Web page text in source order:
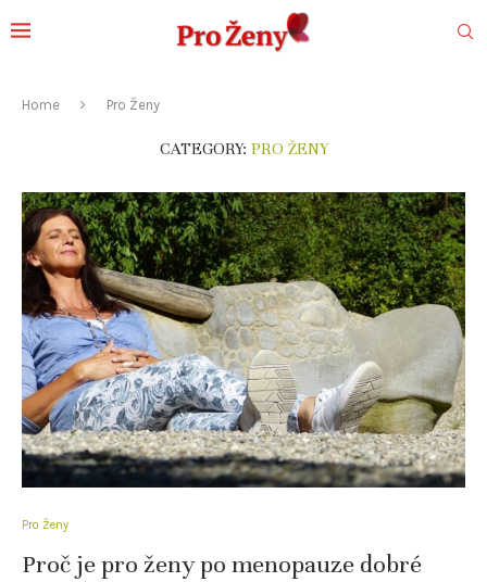
Home Pro Ženy
CATEGORY: PRO ŽENY
Pro Ženy
Proč je pro ženy po menopauze dobré